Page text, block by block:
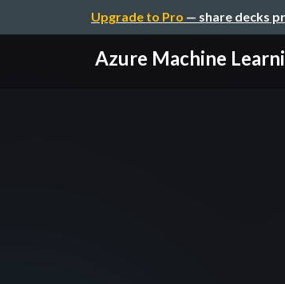
Upgrade to Pro — share decks
Azure Machine